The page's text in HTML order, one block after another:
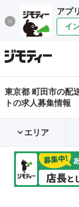
アプ
イ
東京都 町田市の配
トの求人募集情報
エリア